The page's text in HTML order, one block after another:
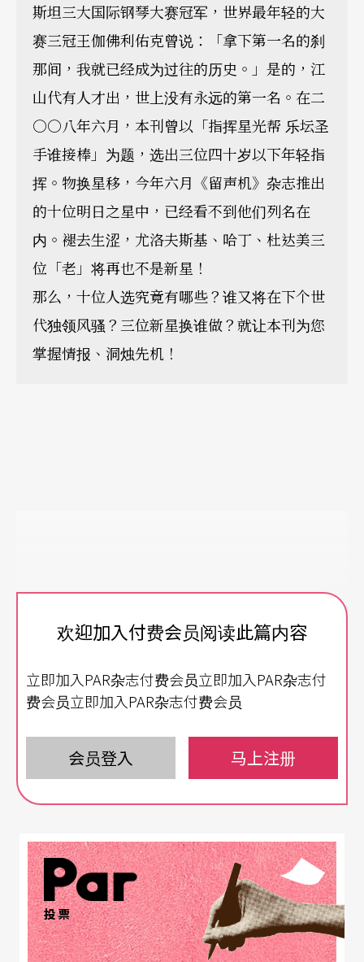
斯坦三大国际钢琴大赛冠军，世界最年轻的大
赛三冠王伽佛利佑克曾说：「拿下第一名的刹
那间，我就已经成为过往的历史。」是的，江
山代有人才出，世上没有永远的第一名。在二
○○八年六月，本刊曾以「指挥星光帮 乐坛圣
手谁接棒」为题，选出三位四十岁以下年轻指
挥。物换星移，今年六月《留声机》杂志推出
的十位明日之星中，已经看不到他们列名在
内。褪去生涩，尤洛夫斯基、哈丁、杜达美三
位「老」将再也不是新星！
那么，十位人选究竟有哪些？谁又将在下个世
代独领风骚？三位新星换谁做？就让本刊为您
掌握情报、洞烛先机！
欢迎加入付费会员阅读此篇内容
立即加入PAR杂志付费会员立即加入PAR杂志付
费会员立即加入PAR杂志付费会员
会员登入 马上注册
投票